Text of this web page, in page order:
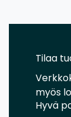
Tilaa
myös
Hyvä